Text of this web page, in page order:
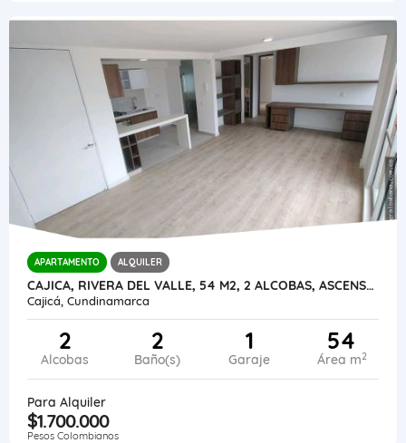
APARTAMENTO ALQUILER
CAJICA, RIVERA DEL VALLE, 54 M2, 2 ALCOBAS, ASCENSOR
Cajicá, Cundinamarca
2
Alcobas
2
Baño(s)
1
Garaje
54
Área m2
Para Alquiler
$1.700.000
Pesos Colombianos